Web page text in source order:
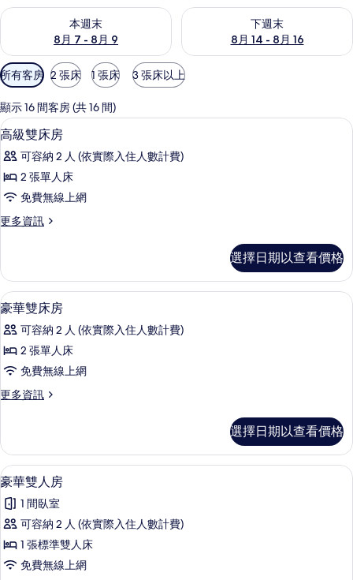
本週末
8月 7 - 8月 9
查看本週末 (8月 7 - 8月 9) 的供應情況
下週末
8月 14 - 8月 16
查看下週末 (8月 14 - 8月 16)
可
用
的
客
房
篩
選
條
所有客房 2 張床 1 張床 3 張床以上
顯示 16 間客房 (共 16 間)
顯
示
高
級
床
的
所
有
相
片
迷你吧、客房內保險箱、書桌、遮光
3
高級雙床房
可容納 2 人 (依實際入住人數計費)
2 張單人床
免費無線上網
更多資訊
更
雙
床
房
詳
情
選擇日期以查看價格
顯
示
豪
華
床
的
所
有
相
片
迷你吧、客房內保險箱、書桌、遮光
4
豪華雙床房
可容納 2 人 (依實際入住人數計費)
2 張單人床
免費無線上網
更多資訊
更
雙
床
房
詳
情
選擇日期以查看價格
顯
示
豪
華
雙
迷你吧、客房內保險箱、書桌、遮光
5
豪華雙人房
1 間臥室
可容納 2 人 (依實際入住人數計費)
1 張標準雙人床
免費無線上網